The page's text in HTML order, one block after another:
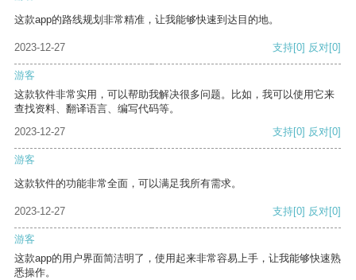
这款app的路线规划非常精准，让我能够快速到达目的地。
2023-12-27 支持[0] 反对[0]
游客
这款软件非常实用，可以帮助我解决很多问题。比如，我可以使用它来
查找资料、翻译语言、编写代码等。
2023-12-27
支持[0] 反对[0]
游客
这款软件的功能非常全面，可以满足我所有需求。
2023-12-27 支持[0] 反对[0]
游客
这款app的用户界面简洁明了，使用起来非常容易上手，让我能够快速熟
悉操作。